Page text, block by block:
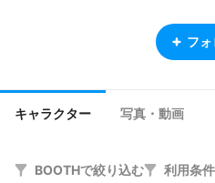
フ
キャラクター 写真・動画
BOOTHで絞り込む 利用条